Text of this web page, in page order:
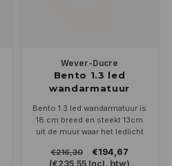
Wever-Ducre
Bento 1.3 led
wandarmatuur
dimbaar
Bento 1.3 led wandarmatuur is
18 cm breed en steekt 13cm
uit de muur waar het ledlicht
8Watt-3000K en dimbaar,
€216,30
€194,67
(€235,55 Incl. btw)